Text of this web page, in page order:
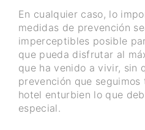
En cualquier caso, lo
medidas de prevención
imperceptibles posible
que pueda disfrutar al
que ha venido a vivir, sin
prevención que
hotel enturbien lo que
especial.